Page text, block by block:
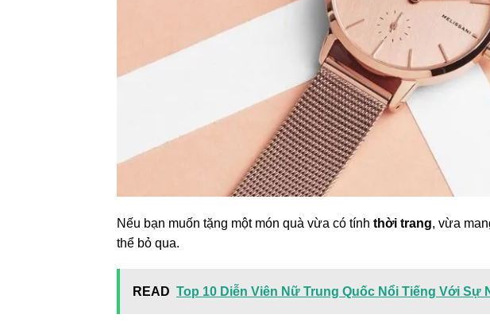
Nếu bạn muốn tặng một món quà vừa có tính thời trang, vừa
thể bỏ qua.
READ Top 10 Diễn Viên Nữ Trung Quốc Nổi Tiếng Với Sự